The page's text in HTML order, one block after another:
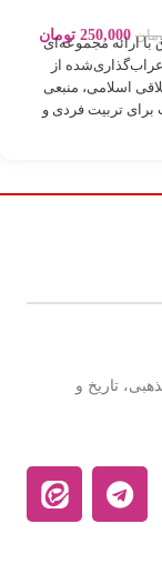
250,000 تومان
با ارائه مجموعه‌ای
از
اسلامی، منبعی
برای تربیت فردی و
تاریخ و